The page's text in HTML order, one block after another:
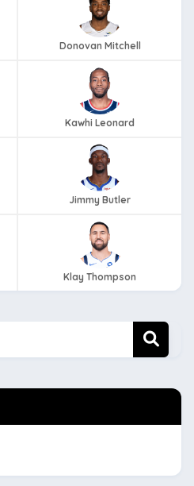
Donovan Mitchell
Kawhi Leonard
Jimmy Butler
Klay Thompson